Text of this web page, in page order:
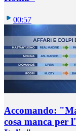
00:57
Accomando:
cosa manca per